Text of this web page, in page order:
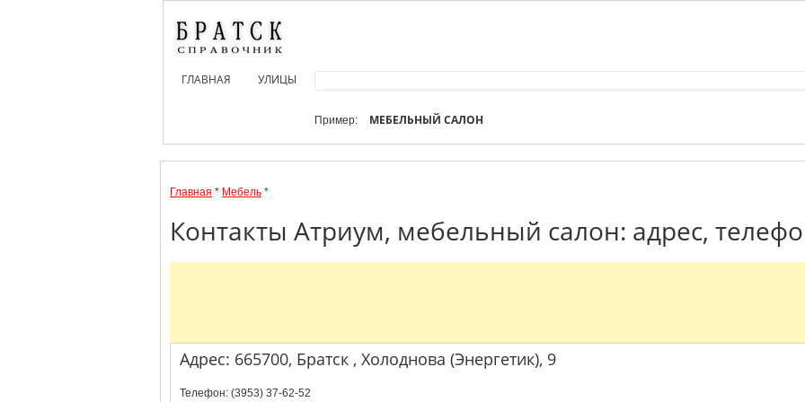
ГЛАВНАЯ УЛИЦЫ
Пример: МЕБЕЛЬНЫЙ САЛОН
Главная * Мебель *
Контакты Атриум, мебельный салон: адрес,
Адрес: 665700, Братск , Холоднова (Энергетик), 9
Телефон: (3953) 37-62-52